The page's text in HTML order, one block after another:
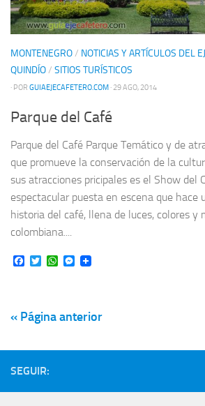
MONTENEGRO/ NOTICIAS Y ARTÍCULOS DEL
QUINDÍO/ SITIOS TURÍSTICOS
· POR GUIAEJECAFETERO.COM · 29 AGO, 2014
Parque del Café
Parque del Café Parque Temático y de
que promueve la conservación de la
sus atracciones pricipales es el Show del
espectacular puesta en escena que hace
historia del café, llena de luces, colores y
colombiana....
Facebook
TwitterWhatsApp
Messenger
« Página anterior
SEGUIR: